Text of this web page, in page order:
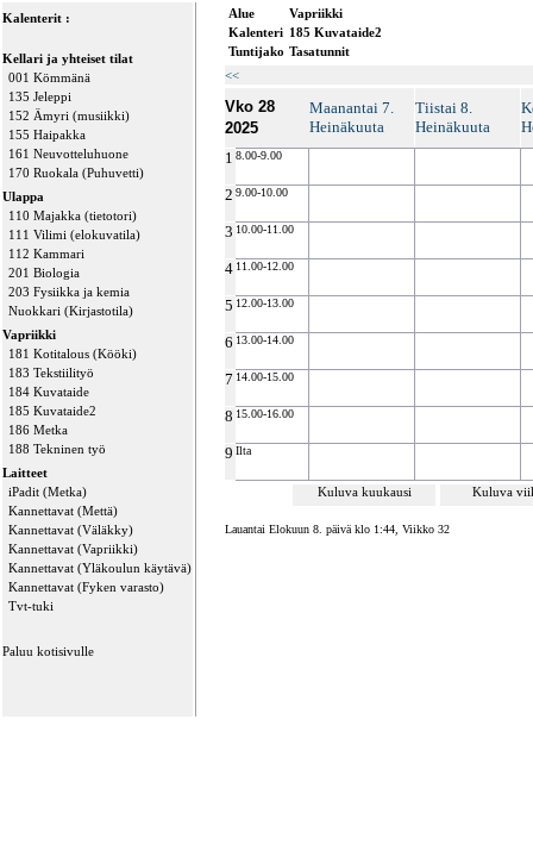
Kalenterit :
Kellari ja yhteiset tilat
001 Kömmänä
135 Jeleppi
152 Ämyri (musiikki)
155 Haipakka
161 Neuvotteluhuone
170 Ruokala (Puhuvetti)
Ulappa
110 Majakka (tietotori)
111 Vilimi (elokuvatila)
112 Kammari
201 Biologia
203 Fysiikka ja kemia
Nuokkari (Kirjastotila)
Vapriikki
181 Kotitalous (Kööki)
183 Tekstiilityö
184 Kuvataide
185 Kuvataide2
186 Metka
188 Tekninen työ
Laitteet
iPadit (Metka)
Kannettavat (Mettä)
Kannettavat (Väläkky)
Kannettavat (Vapriikki)
Kannettavat (Yläkoulun käytävä)
Kannettavat (Fyken varasto)
Tvt-tuki
Paluu kotisivulle
Alue
Vapriikki
Kalenteri 185 Kuvataide2
Tuntijako Tasatunnit
<<
Vko 28
2025
Maanantai 7.
Heinäkuuta
Tiistai 8.
Heinäkuuta
1 8.00-9.00
2 9.00-10.00
3 10.00-11.00
4 11.00-12.00
5 12.00-13.00
6 13.00-14.00
7 14.00-15.00
8 15.00-16.00
9 Ilta
Kuluva kuukausi Kuluva
Lauantai Elokuun 8. päivä klo 1:44, Viikko 32